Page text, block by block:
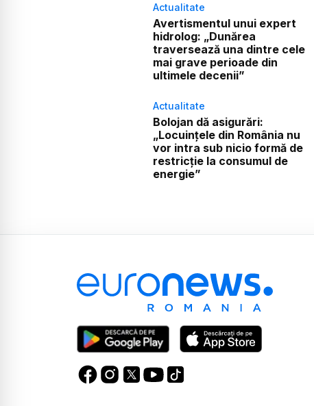
Actualitate
Avertismentul unui expert
hidrolog: „Dunărea
traversează una dintre cele
mai grave perioade din
ultimele decenii”
Actualitate
Bolojan dă asigurări:
„Locuințele din România nu
vor intra sub nicio formă de
restricție la consumul de
energie”